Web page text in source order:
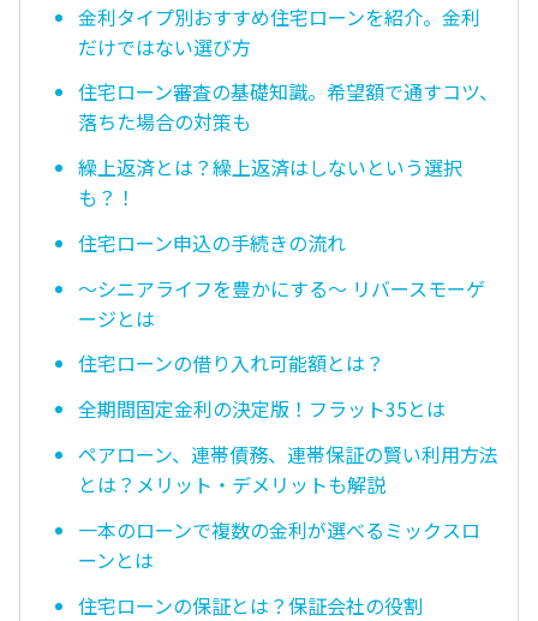
金利タイプ別おすすめ住宅ローンを紹介。金利
だけではない選び方
住宅ローン審査の基礎知識。希望額で通すコツ、
落ちた場合の対策も
繰上返済とは？繰上返済はしないという選択
も？！
住宅ローン申込の手続きの流れ
〜シニアライフを豊かにする〜 リバースモーゲ
ージとは
住宅ローンの借り入れ可能額とは？
全期間固定金利の決定版！フラット35とは
ペアローン、連帯債務、連帯保証の賢い利用方法
とは？メリット・デメリットも解説
一本のローンで複数の金利が選べるミックスロ
ーンとは
住宅ローンの保証とは？保証会社の役割